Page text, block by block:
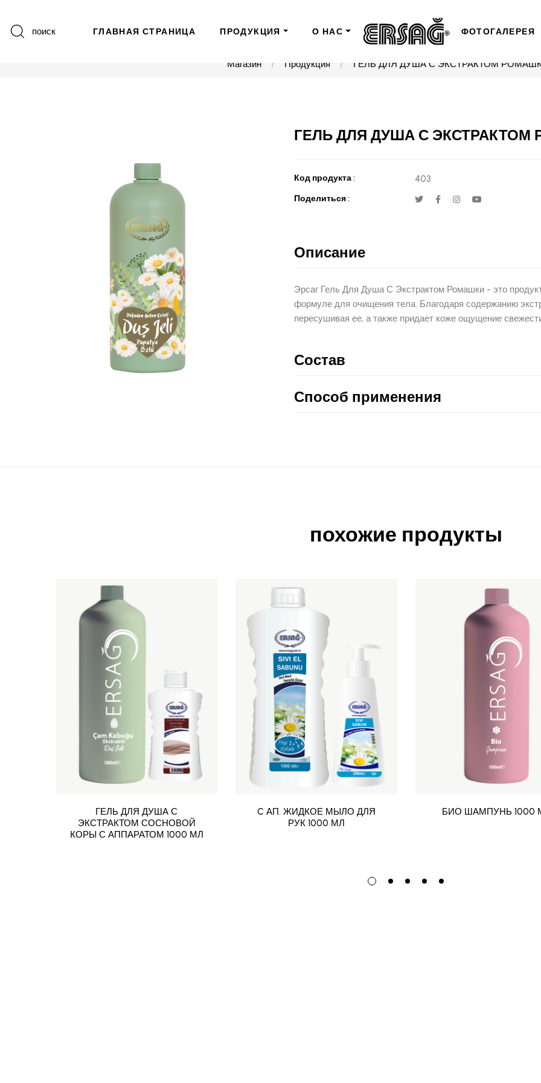
поиск ГЛАВНАЯ СТРАНИЦА ПРОДУКЦИЯ О НАС ФОТОГАЛЕРЕЯ
Магазин Продукция ГЕЛЬ ДЛЯ ДУША С ЭКСТРАКТОМ
ГЕЛЬ ДЛЯ ДУША С ЭКСТРАКТОМ
Код продукта : 403
Поделиться :
Описание
Эрсаг Гель Для Душа С Экстрактом Ромашки - это
формуле для очищения тела. Благодаря содержанию
пересушивая ее, а также придает коже ощущение
Состав
Способ применения
похожие продукты
ГЕЛЬ ДЛЯ ДУША С
ЭКСТРАКТОМ СОСНОВОЙ
КОРЫ С АППАРАТОМ 1000 МЛ
C АП. ЖИДКОЕ МЫЛО ДЛЯ
РУК 1000 МЛ
БИО ШАМПУНЬ 1000